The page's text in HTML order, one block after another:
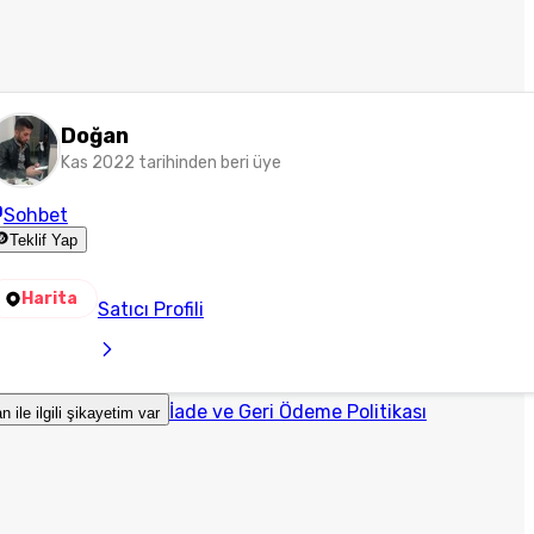
Doğan
Kas 2022 tarihinden beri üye
Sohbet
Teklif Yap
Harita Satıcı Profili
ile ilgili şikayetim var İade ve Geri Ödeme Politikası